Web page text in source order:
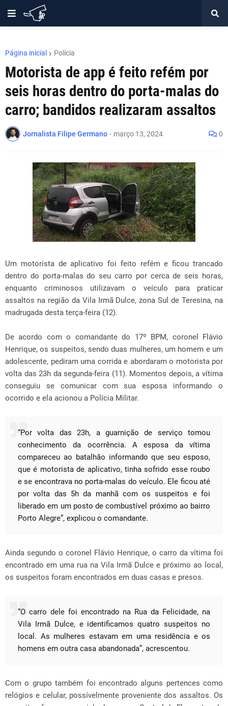
Página inicial Polícia
Motorista de app é feito refém por
seis horas dentro do porta-malas do
carro; bandidos realizaram assaltos
Jornalista Filipe Germano - março 13, 2024 0
Um motorista de aplicativo foi feito refém e ficou trancado
dentro do porta-malas do seu carro por cerca de seis horas,
enquanto criminosos utilizavam o veículo para praticar
assaltos na região da Vila Irmã Dulce, zona Sul de Teresina, na
madrugada desta terça-feira (12).
De acordo com o comandante do 17º BPM, coronel Flávio
Henrique, os suspeitos, sendo duas mulheres, um homem e um
adolescente, pediram uma corrida e abordaram o motorista por
volta das 23h da segunda-feira (11). Momentos depois, a vítima
conseguiu se comunicar com sua esposa informando o
ocorrido e ela acionou a Polícia Militar.
“Por volta das 23h, a guarnição de serviço tomou
conhecimento da ocorrência. A esposa da vítima
compareceu ao batalhão informando que seu esposo,
que é motorista de aplicativo, tinha sofrido esse roubo
e se encontrava no porta-malas do veículo. Ele ficou até
por volta das 5h da manhã com os suspeitos e foi
liberado em um posto de combustível próximo ao bairro
Porto Alegre”, explicou o comandante.
Ainda segundo o coronel Flávio Henrique, o carro da vítima foi
encontrado em uma rua na Vila Irmã Dulce e próximo ao local,
os suspeitos foram encontrados em duas casas e presos.
“O carro dele foi encontrado na Rua da Felicidade, na
Vila Irmã Dulce, e identificamos quatro suspeitos no
local. As mulheres estavam em uma residência e os
homens em outra casa abandonada”, acrescentou.
Com o grupo também foi encontrado alguns pertences como
relógios e celular, possívelmente proveniente dos assaltos. Os